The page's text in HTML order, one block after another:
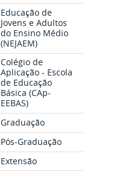
Educação de
Jovens e Adultos
do Ensino Médio
(NEJAEM)
Colégio de
Aplicação - Escola
de Educação
Básica (CAp-
EEBAS)
Graduação
Pós-Graduação
Extensão